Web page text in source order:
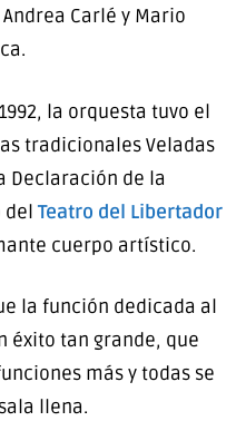
Carlé y Mario
la orquesta tuvo el
tradicionales Veladas
Declaración de la
del Teatro del Libertador
cuerpo artístico.
la función dedicada al
éxito tan grande, que
más y todas se
llena.